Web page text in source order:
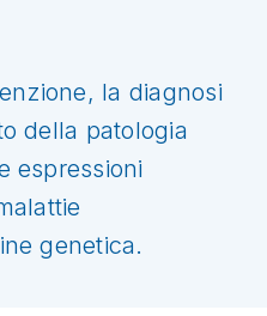
la diagnosi
della patologia
espressioni
genetica.